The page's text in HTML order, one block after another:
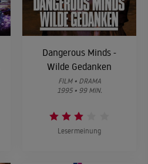
Dangerous Minds -
Wilde Gedanken
FILM • DRAMA
1995 • 99 MIN.
Lesermeinung